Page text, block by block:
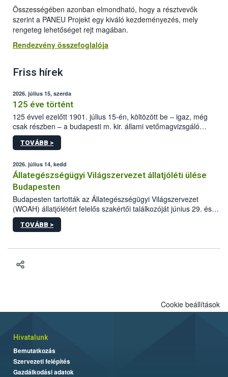
Összességében azonban elmondható, hogy a résztvevők
szerint a PANEU Projekt egy kiváló kezdeményezés, mely
rengeteg lehetőséget rejt magában.
Rendezvény összefoglalója
Friss hírek
2026. július 15, szerda
125 éve történt
125 évvel ezelőtt 1901. július 15-én, költözött be – igaz, még
csak részben – a budapesti m. kir. állami vetőmagvizsgáló
állomás a Kis Rókus utca 15. szám alatti, Czigler Győző által
tervezett új épületébe.
TOVÁBB >
2026. július 14, kedd
Állategészségügyi Világszervezet állatjóléti ülése
Budapesten
Budapesten tartották az Állategészségügyi Világszervezet
(WOAH) állatjólétért felelős szakértői találkozóját június 29. és
július 2. között. Az Agrár- és Élelmiszergazdaságért Felelős
Minisztérium (AÉM) és a Nemzeti Élelmiszerlánc-biztonsági
gazdasági haszonállatok jólétének elősegítése volt az európai
meg tapasztalatait a gazdasági haszonállatok jólétének
TOVÁBB >
Cookie beállítások
Hivatalunk
Bemutatkozás
Szervezeti felépítés
Gazdálkodási adatok